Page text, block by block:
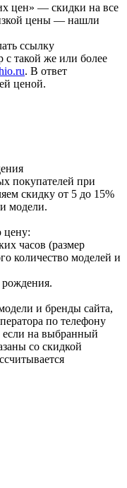
цен» — скидки на все
цены — нашли
ссылку
такой же или более
. В ответ
ценой.
покупателей при
скидку от 5 до 15%
модели.
цену:
часов (размер
количество моделей и
рождения.
и бренды сайта,
по телефону
если на выбранный
со скидкой